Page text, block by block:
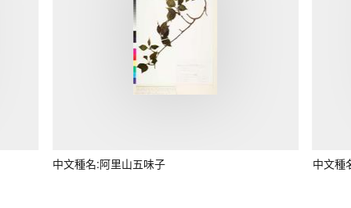
中文種名:阿里山五味子 中文種